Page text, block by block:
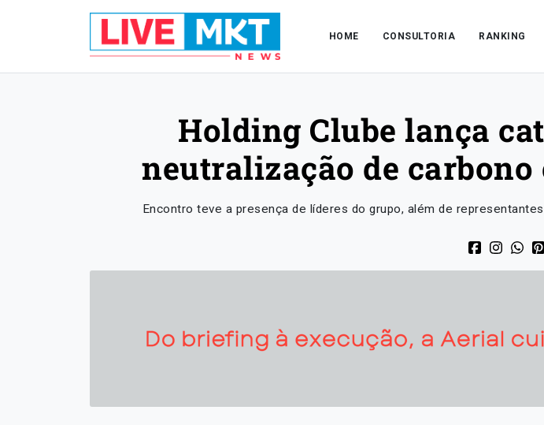
HOME CONSULTORIA RANKING
Holding Clube lança
neutralização de
Encontro teve a presença de líderes do grupo, além de